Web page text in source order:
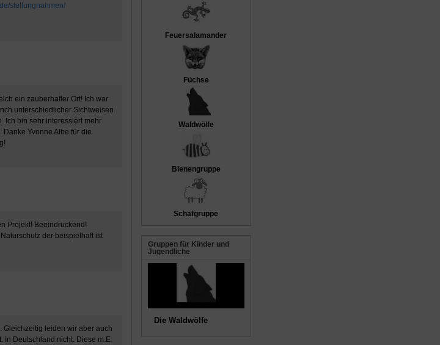
stellungnahmen/
ein zauberhafter Ort! Ich war
unterschiedlicher Sichtweisen
Ich bin sehr interessiert mehr
Yvonne Albe für die
Projekt! Beeindruckend!
der beispielhaft ist
Gleichzeitig leiden wir aber auch
In Deutschland nicht. Diese m.E.
Feuersalamander
Füchse
Waldwölfe
Bienengruppe
Schafgruppe
Gruppen für Kinder und
Jugendliche
Die Waldwölfe